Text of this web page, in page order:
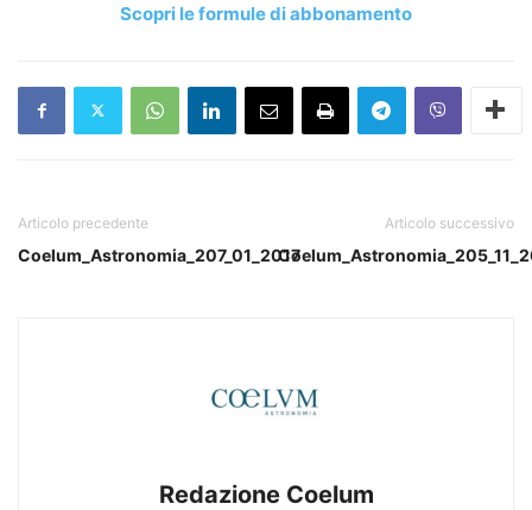
Scopri le formule di abbonamento
Articolo precedente
Coelum_Astronomia_207_01_2017
Articolo successivo
Redazione Coelum